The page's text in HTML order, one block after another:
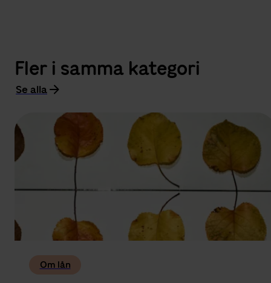
Fler i samma kategori
Se alla
Om lån